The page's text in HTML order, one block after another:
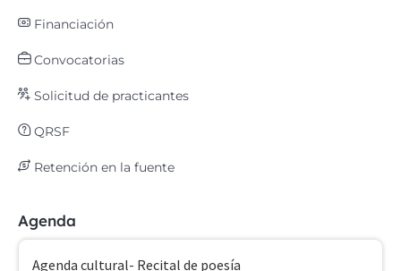
Financiación
Convocatorias
Solicitud de practicantes
QRSF
Retención en la fuente
Agenda
Agenda cultural- Recital de poesía